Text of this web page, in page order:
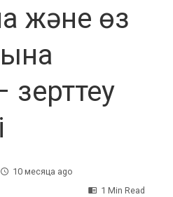
және өз
зерттеу
10 месяца ago
1 Min Read